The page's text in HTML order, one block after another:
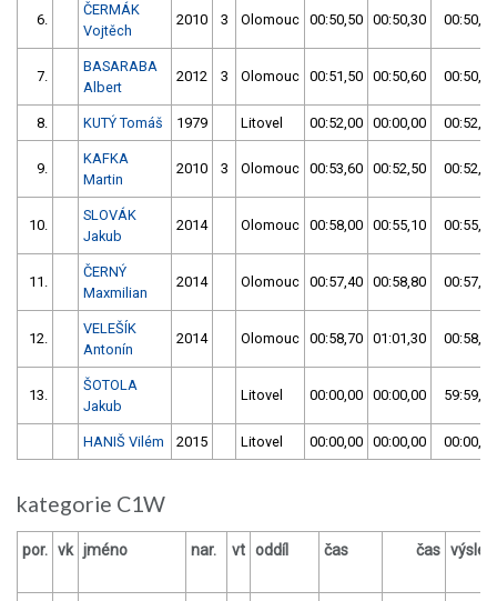
6.
ČERMÁK
Vojtěch
2010 3 Olomouc 00:50,50 00:50,30 00:50,30
7.
BASARABA
Albert
2012 3 Olomouc 00:51,50 00:50,60 00:50,60
8. KUTÝ Tomáš 1979 Litovel 00:52,00 00:00,00 00:52,00
9.
KAFKA
Martin
2010 3 Olomouc 00:53,60 00:52,50 00:52,50
10.
SLOVÁK
Jakub
2014 Olomouc 00:58,00 00:55,10 00:55,10
11.
ČERNÝ
Maxmilian
2014 Olomouc 00:57,40 00:58,80 00:57,40
12.
VELEŠÍK
Antonín
2014 Olomouc 00:58,70 01:01,30 00:58,70
13.
ŠOTOLA
Jakub
Litovel 00:00,00 00:00,00 59:59,99
HANIŠ Vilém 2015 Litovel 00:00,00 00:00,00 00:00,00
kategorie C1W
por. vk jméno nar. vt oddíl čas čas